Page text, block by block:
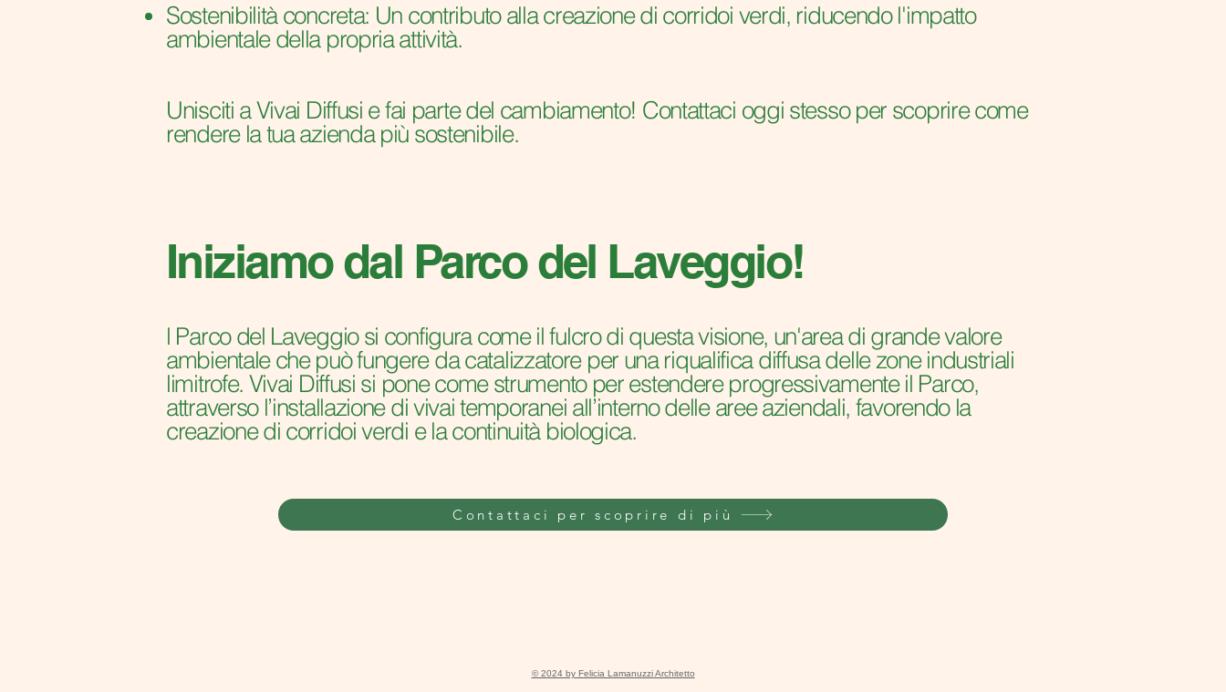
Sostenibilità concreta: Un contributo alla creazione di corridoi verdi, riducendo l'impatto
ambientale della propria attività.
Unisciti a Vivai Diffusi e fai parte del cambiamento! Contattaci oggi stesso per scoprire come
rendere la tua azienda più sostenibile.
Iniziamo dal Parco del Laveggio!
l Parco del Laveggio si configura come il fulcro di questa visione, un'area di grande valore
ambientale che può fungere da catalizzatore per una riqualifica diffusa delle zone industriali
limitrofe. Vivai Diffusi si pone come strumento per estendere progressivamente il Parco,
attraverso l’installazione di vivai temporanei all’interno delle aree aziendali, favorendo la
creazione di corridoi verdi e la continuità biologica.
Contattaci per scoprire di più
© 2024 by Felicia Lamanuzzi Architetto